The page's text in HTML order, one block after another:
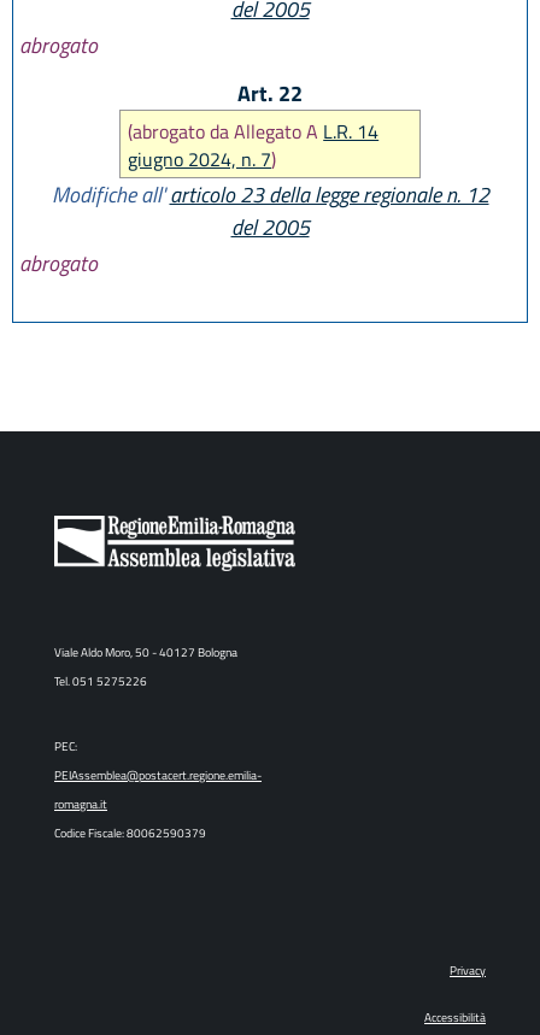
del 2005
abrogato
Art. 22
(abrogato da Allegato A L.R. 14
giugno 2024, n. 7)
Modifiche all'articolo 23 della legge regionale n. 12
del 2005
abrogato
Viale Aldo Moro, 50 - 40127 Bologna
Tel. 051 5275226
PEC:
PEIAssemblea@postacert.regione.emilia-
romagna.it
Codice Fiscale: 80062590379
Privacy
Accessibilità